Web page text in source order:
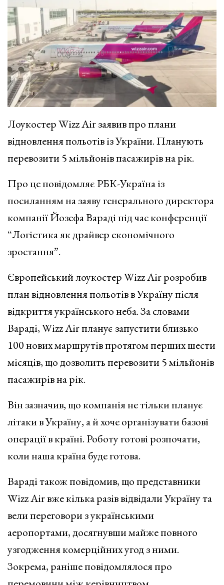
Лоукостер Wizz Air заявив про плани
відновлення польотів із України. Планують
перевозити 5мільйонів пасажирів на рік.
Про це повідомляє РБК-Україна із
посиланням на заяву генерального директора
компанії Йозефа Вараді під час конференції
“Логістика як драйвер економічного
зростання”.
Європейський лоукостер Wizz Air розробив
план відновлення польотів в Україну після
відкриття українського неба. За словами
Вараді, Wizz Air планує запустити близько
100 нових маршрутів протягом перших шести
місяців, що дозволить перевозити 5 мільйонів
пасажирів на рік.
Він зазначив, що компанія не тільки планує
літаки в Україну, а й хоче організувати базові
операції в країні. Роботу готові розпочати,
коли наша країна буде готова.
Вараді також повідомив, що представники
Wizz Air вже кілька разів відвідали Україну та
вели переговори з українськими
аеропортами, досягнувши майже повного
узгодження комерційних угод з ними.
Зокрема, раніше повідомлялося про